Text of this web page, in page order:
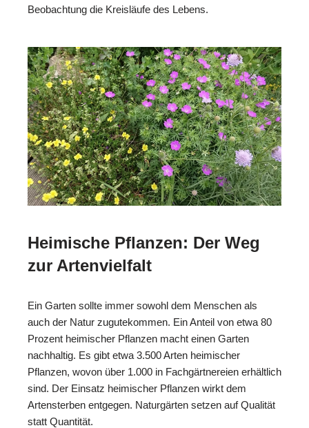
Beobachtung die Kreisläufe des Lebens.
Heimische Pflanzen: Der Weg
zur Artenvielfalt
Ein Garten sollte immer sowohl dem Menschen als
auch der Natur zugutekommen. Ein Anteil von etwa 80
Prozent heimischer Pflanzen macht einen Garten
nachhaltig. Es gibt etwa 3.500 Arten heimischer
Pflanzen, wovon über 1.000 in Fachgärtnereien erhältlich
sind. Der Einsatz heimischer Pflanzen wirkt dem
Artensterben entgegen. Naturgärten setzen auf Qualität
statt Quantität.